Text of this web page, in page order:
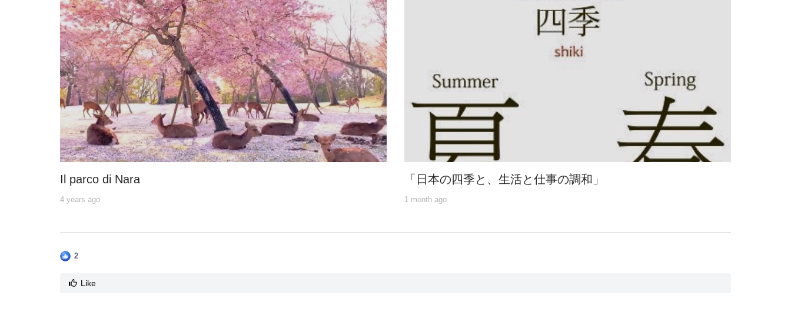
Il parco di Nara
4 years ago
「日本の四季と、生活と仕事の調和」
1 month ago
2
Like